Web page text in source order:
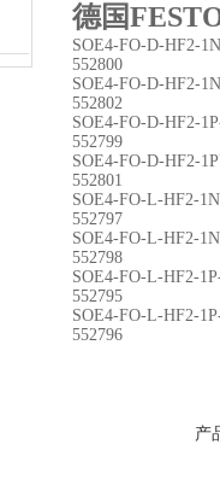
德国
SOE4-FO-D-HF2-
552800
SOE4-FO-D-HF2-
552802
SOE4-FO-D-HF2-
552799
SOE4-FO-D-HF2-
552801
SOE4-FO-L-HF2-
552797
SOE4-FO-L-HF2-
552798
SOE4-FO-L-HF2-
552795
SOE4-FO-L-HF2-
552796
产